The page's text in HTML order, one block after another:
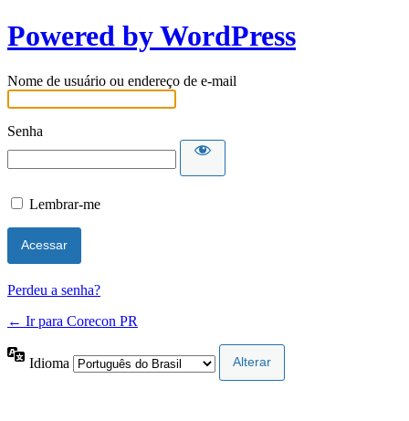
Powered by WordPress
Nome de usuário ou endereço de e-mail
Senha
Lembrar-me
Perdeu a senha?
← Ir para Corecon PR
Idioma